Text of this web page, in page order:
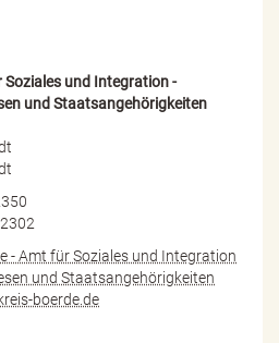
und Integration -
und Staatsangehörigkeiten
- Amt für Soziales und Integration
und Staatsangehörigkeiten
boerde.de